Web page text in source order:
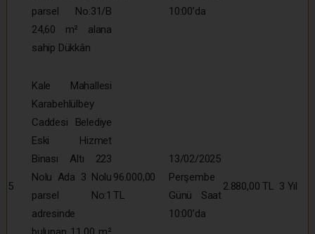
parsel No:31/B
24,60 m² alana
sahip Dükkân
10:00’da
5
Kale Mahallesi
Karabehlülbey
Caddesi Belediye
Eski Hizmet
Binası Altı 223
Nolu Ada 3 Nolu
parsel No:1
adresinde
96.000,00
TL
13/02/2025
Perşembe
Günü Saat
10:00’da
2.880,00 TL 3 Yıl